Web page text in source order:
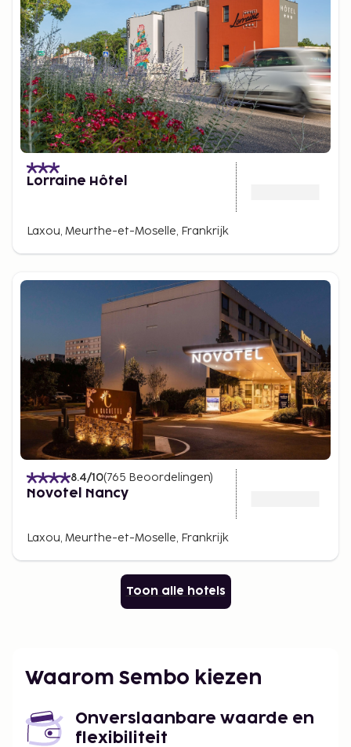
Lorraine Hôtel
Laxou, Meurthe-et-Moselle, Frankrijk
8.4/10(765 Beoordelingen)
Novotel Nancy
Laxou, Meurthe-et-Moselle, Frankrijk
Toon alle hotels
Waarom Sembo kiezen
Onverslaanbare waarde en
flexibiliteit